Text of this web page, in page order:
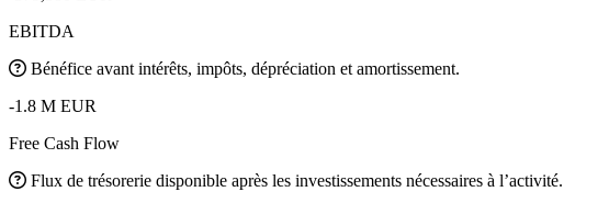
EBITDA
Bénéfice avant intérêts, impôts, dépréciation et amortissement.
-1.8 M EUR
Free Cash Flow
Flux de trésorerie disponible après les investissements nécessaires à l’activité.